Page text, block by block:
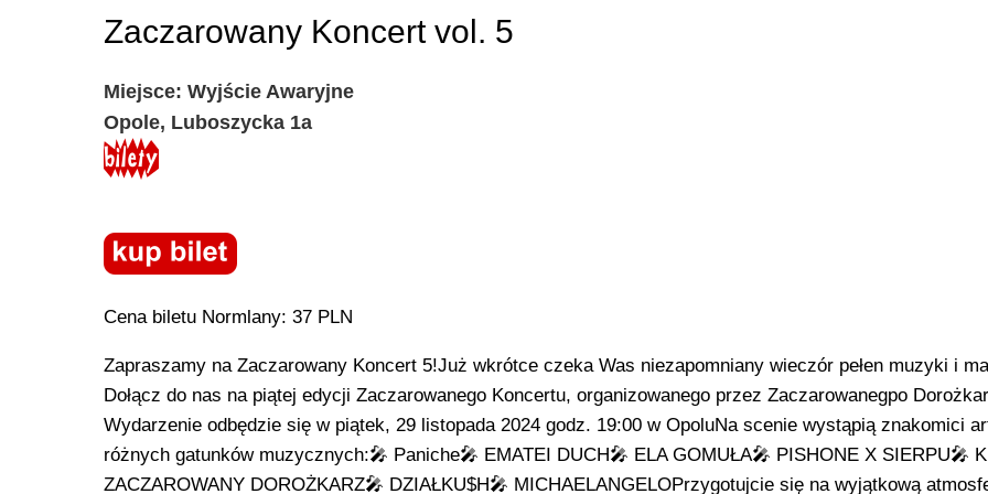
Zaczarowany Koncert vol. 5
Miejsce: Wyjście Awaryjne
Opole, Luboszycka 1a
Cena biletu Normlany: 37 PLN
Zapraszamy na Zaczarowany Koncert 5!Już wkrótce czeka Was niezapomniany wieczór pełen muzyki i
Dołącz do nas na piątej edycji Zaczarowanego Koncertu, organizowanego przez Zaczarowanegpo
Wydarzenie odbędzie się w piątek, 29 listopada 2024 godz. 19:00 w OpoluNa scenie wystąpią znakomici
różnych gatunków muzycznych:🎤 Paniche🎤 EMATEI DUCH🎤 ELA GOMUŁA🎤 PISHONE X SIERPU🎤
ZACZAROWANY DOROŻKARZ🎤 DZIAŁKU$H🎤 MICHAELANGELOPrzygotujcie się na wyjątkową